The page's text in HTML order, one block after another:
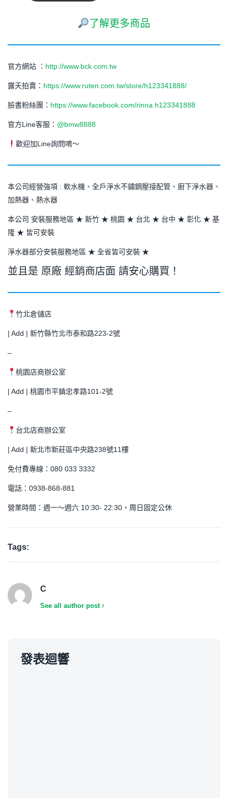
了解更多商品
官方網站 ： http://www.bck.com.tw
露天拍賣： https://www.ruten.com.tw/store/h123341888/
臉書粉絲團： https://www.facebook.com/rinna.h123341888
官方Line客服： @bmw8888
歡迎加Line詢問唷～
本公司經營強項 : 軟水機、全戶淨水不鏽鋼壓接配管、廚下淨水器、
加熱器、熱水器
本公司 安裝服務地區 ★ 新竹 ★ 桃園 ★ 台北 ★ 台中 ★ 彰化 ★ 基
隆 ★ 皆可安裝
淨水器部分安裝服務地區 ★ 全省皆可安裝 ★
並且是 原廠 經銷商店面 請安心購買！
竹北倉儲店
| Add | 新竹縣竹北市泰和路223-2號
–
桃園店商辦公室
| Add | 桃園市平鎮忠孝路101-2號
–
台北店商辦公室
| Add | 新北市新莊區中央路238號11樓
免付費專線：080 033 3332
電話：0938-868-881
營業時間：週一～週六 10:30- 22:30，周日固定公休
Tags:
C
See all author post
發表迴響